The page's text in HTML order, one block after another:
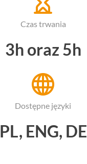
Czas trwania
3h oraz 5h
Dostępne języki
PL, ENG, DE